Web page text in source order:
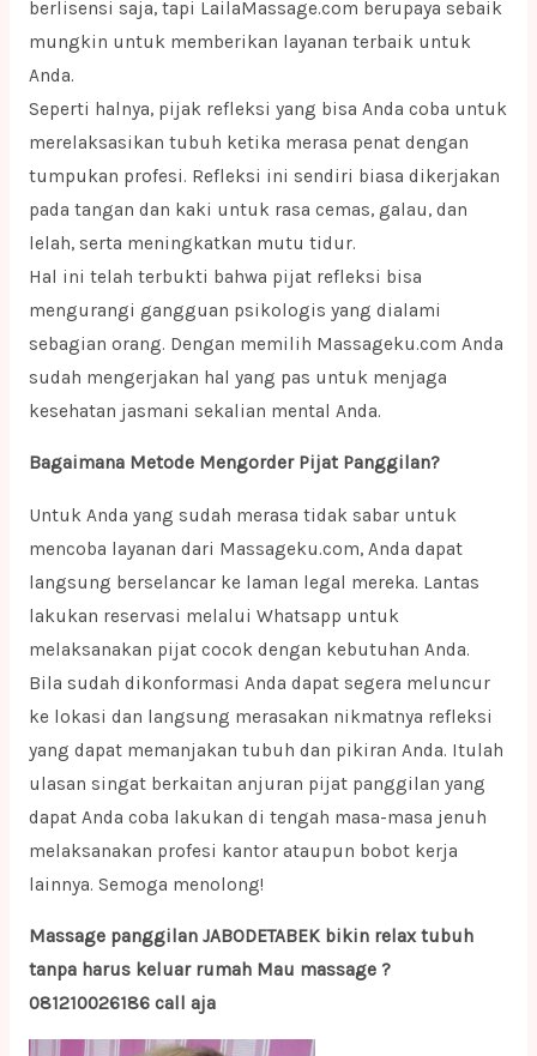
berlisensi saja, tapi LailaMassage.com berupaya sebaik
mungkin untuk memberikan layanan terbaik untuk
Anda.
Seperti halnya, pijak refleksi yang bisa Anda coba untuk
merelaksasikan tubuh ketika merasa penat dengan
tumpukan profesi. Refleksi ini sendiri biasa dikerjakan
pada tangan dan kaki untuk rasa cemas, galau, dan
lelah, serta meningkatkan mutu tidur.
Hal ini telah terbukti bahwa pijat refleksi bisa
mengurangi gangguan psikologis yang dialami
sebagian orang. Dengan memilih Massageku.com Anda
sudah mengerjakan hal yang pas untuk menjaga
kesehatan jasmani sekalian mental Anda.
Bagaimana Metode Mengorder Pijat Panggilan?
Untuk Anda yang sudah merasa tidak sabar untuk
mencoba layanan dari Massageku.com, Anda dapat
langsung berselancar ke laman legal mereka. Lantas
lakukan reservasi melalui Whatsapp untuk
melaksanakan pijat cocok dengan kebutuhan Anda.
Bila sudah dikonformasi Anda dapat segera meluncur
ke lokasi dan langsung merasakan nikmatnya refleksi
yang dapat memanjakan tubuh dan pikiran Anda. Itulah
ulasan singat berkaitan anjuran pijat panggilan yang
dapat Anda coba lakukan di tengah masa-masa jenuh
melaksanakan profesi kantor ataupun bobot kerja
lainnya. Semoga menolong!
Massage panggilan JABODETABEK bikin relax tubuh
tanpa harus keluar rumah Mau massage ?
081210026186 call aja